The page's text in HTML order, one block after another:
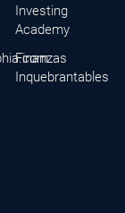
Investing
Academy
Finanzas
Inquebrantables